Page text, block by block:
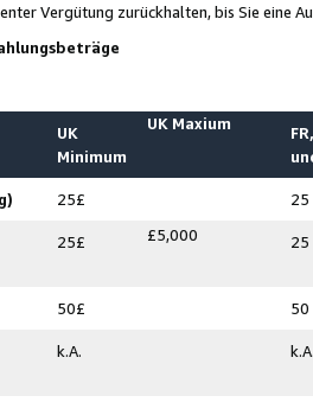
Vergütung zurückhalten, bis Sie
UK
Minimum
UK Maxium
25£ 25
25£ £5,000 25
50£ 50
k.A.